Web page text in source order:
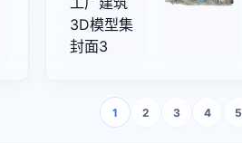
1 2 3 4 5